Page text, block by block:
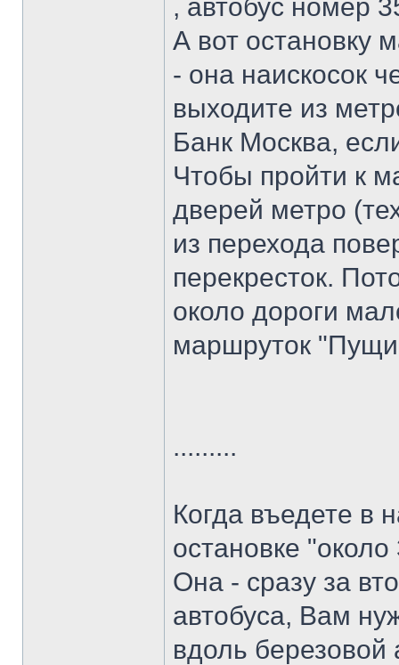
, автобус номер
А вот остановку
- она наискосок
выходите из
Банк Москва,
Чтобы пройти к
дверей метро
из перехода
перекресток.
около дороги
маршруток
.........
Когда въедете в
остановке
Она - сразу за
автобуса, Вам
вдоль березовой